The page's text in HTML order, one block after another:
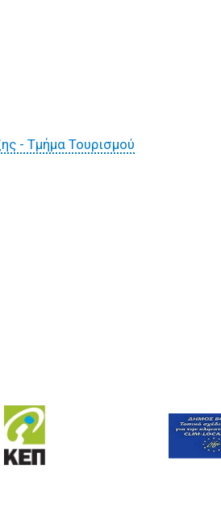
- Τμήμα Τουρισμού